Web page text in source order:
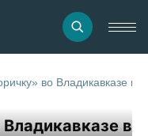
во Владикавказе в
в